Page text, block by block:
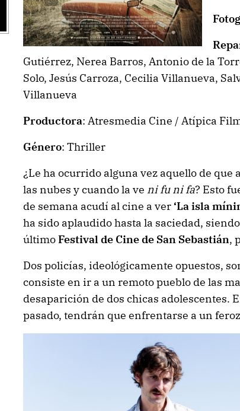
Gutiérrez, Nerea Barros, Antonio de la
Solo, Jesús Carroza, Cecilia Villanueva,
Villanueva
Productora: Atresmedia Cine / Atípica
Género: Thriller
¿Le ha ocurrido alguna vez aquello de
las nubes y cuando la ve ni fu ni fa? Esto
de semana acudí al cine a ver ‘La isla
ha sido aplaudido hasta la saciedad,
últimoFestival de Cine de San Sebastián,
Dos policías, ideológicamente opuestos,
consiste en ir a un remoto pueblo de las
desaparición de dos chicas adolescentes.
pasado, tendrán que enfrentarse a un